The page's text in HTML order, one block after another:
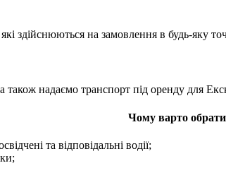
здійснюються на замовлення в будь-яку
надаємо транспорт під оренду для
Чому варто
та відповідальні водії;